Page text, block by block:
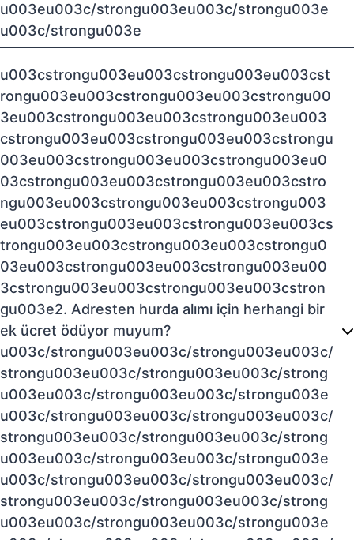
u003eu003c/strongu003eu003c/strongu003e
u003c/strongu003e
u003cstrongu003eu003cstrongu003eu003cst
rongu003eu003cstrongu003eu003cstrongu00
3eu003cstrongu003eu003cstrongu003eu003
cstrongu003eu003cstrongu003eu003cstrongu
003eu003cstrongu003eu003cstrongu003eu0
03cstrongu003eu003cstrongu003eu003cstro
ngu003eu003cstrongu003eu003cstrongu003
eu003cstrongu003eu003cstrongu003eu003cs
trongu003eu003cstrongu003eu003cstrongu0
03eu003cstrongu003eu003cstrongu003eu00
3cstrongu003eu003cstrongu003eu003cstron
gu003e2. Adresten hurda alımı için herhangi bir
ek ücret ödüyor muyum?
u003c/strongu003eu003c/strongu003eu003c/
strongu003eu003c/strongu003eu003c/strong
u003eu003c/strongu003eu003c/strongu003e
u003c/strongu003eu003c/strongu003eu003c/
strongu003eu003c/strongu003eu003c/strong
u003eu003c/strongu003eu003c/strongu003e
u003c/strongu003eu003c/strongu003eu003c/
strongu003eu003c/strongu003eu003c/strong
u003eu003c/strongu003eu003c/strongu003e